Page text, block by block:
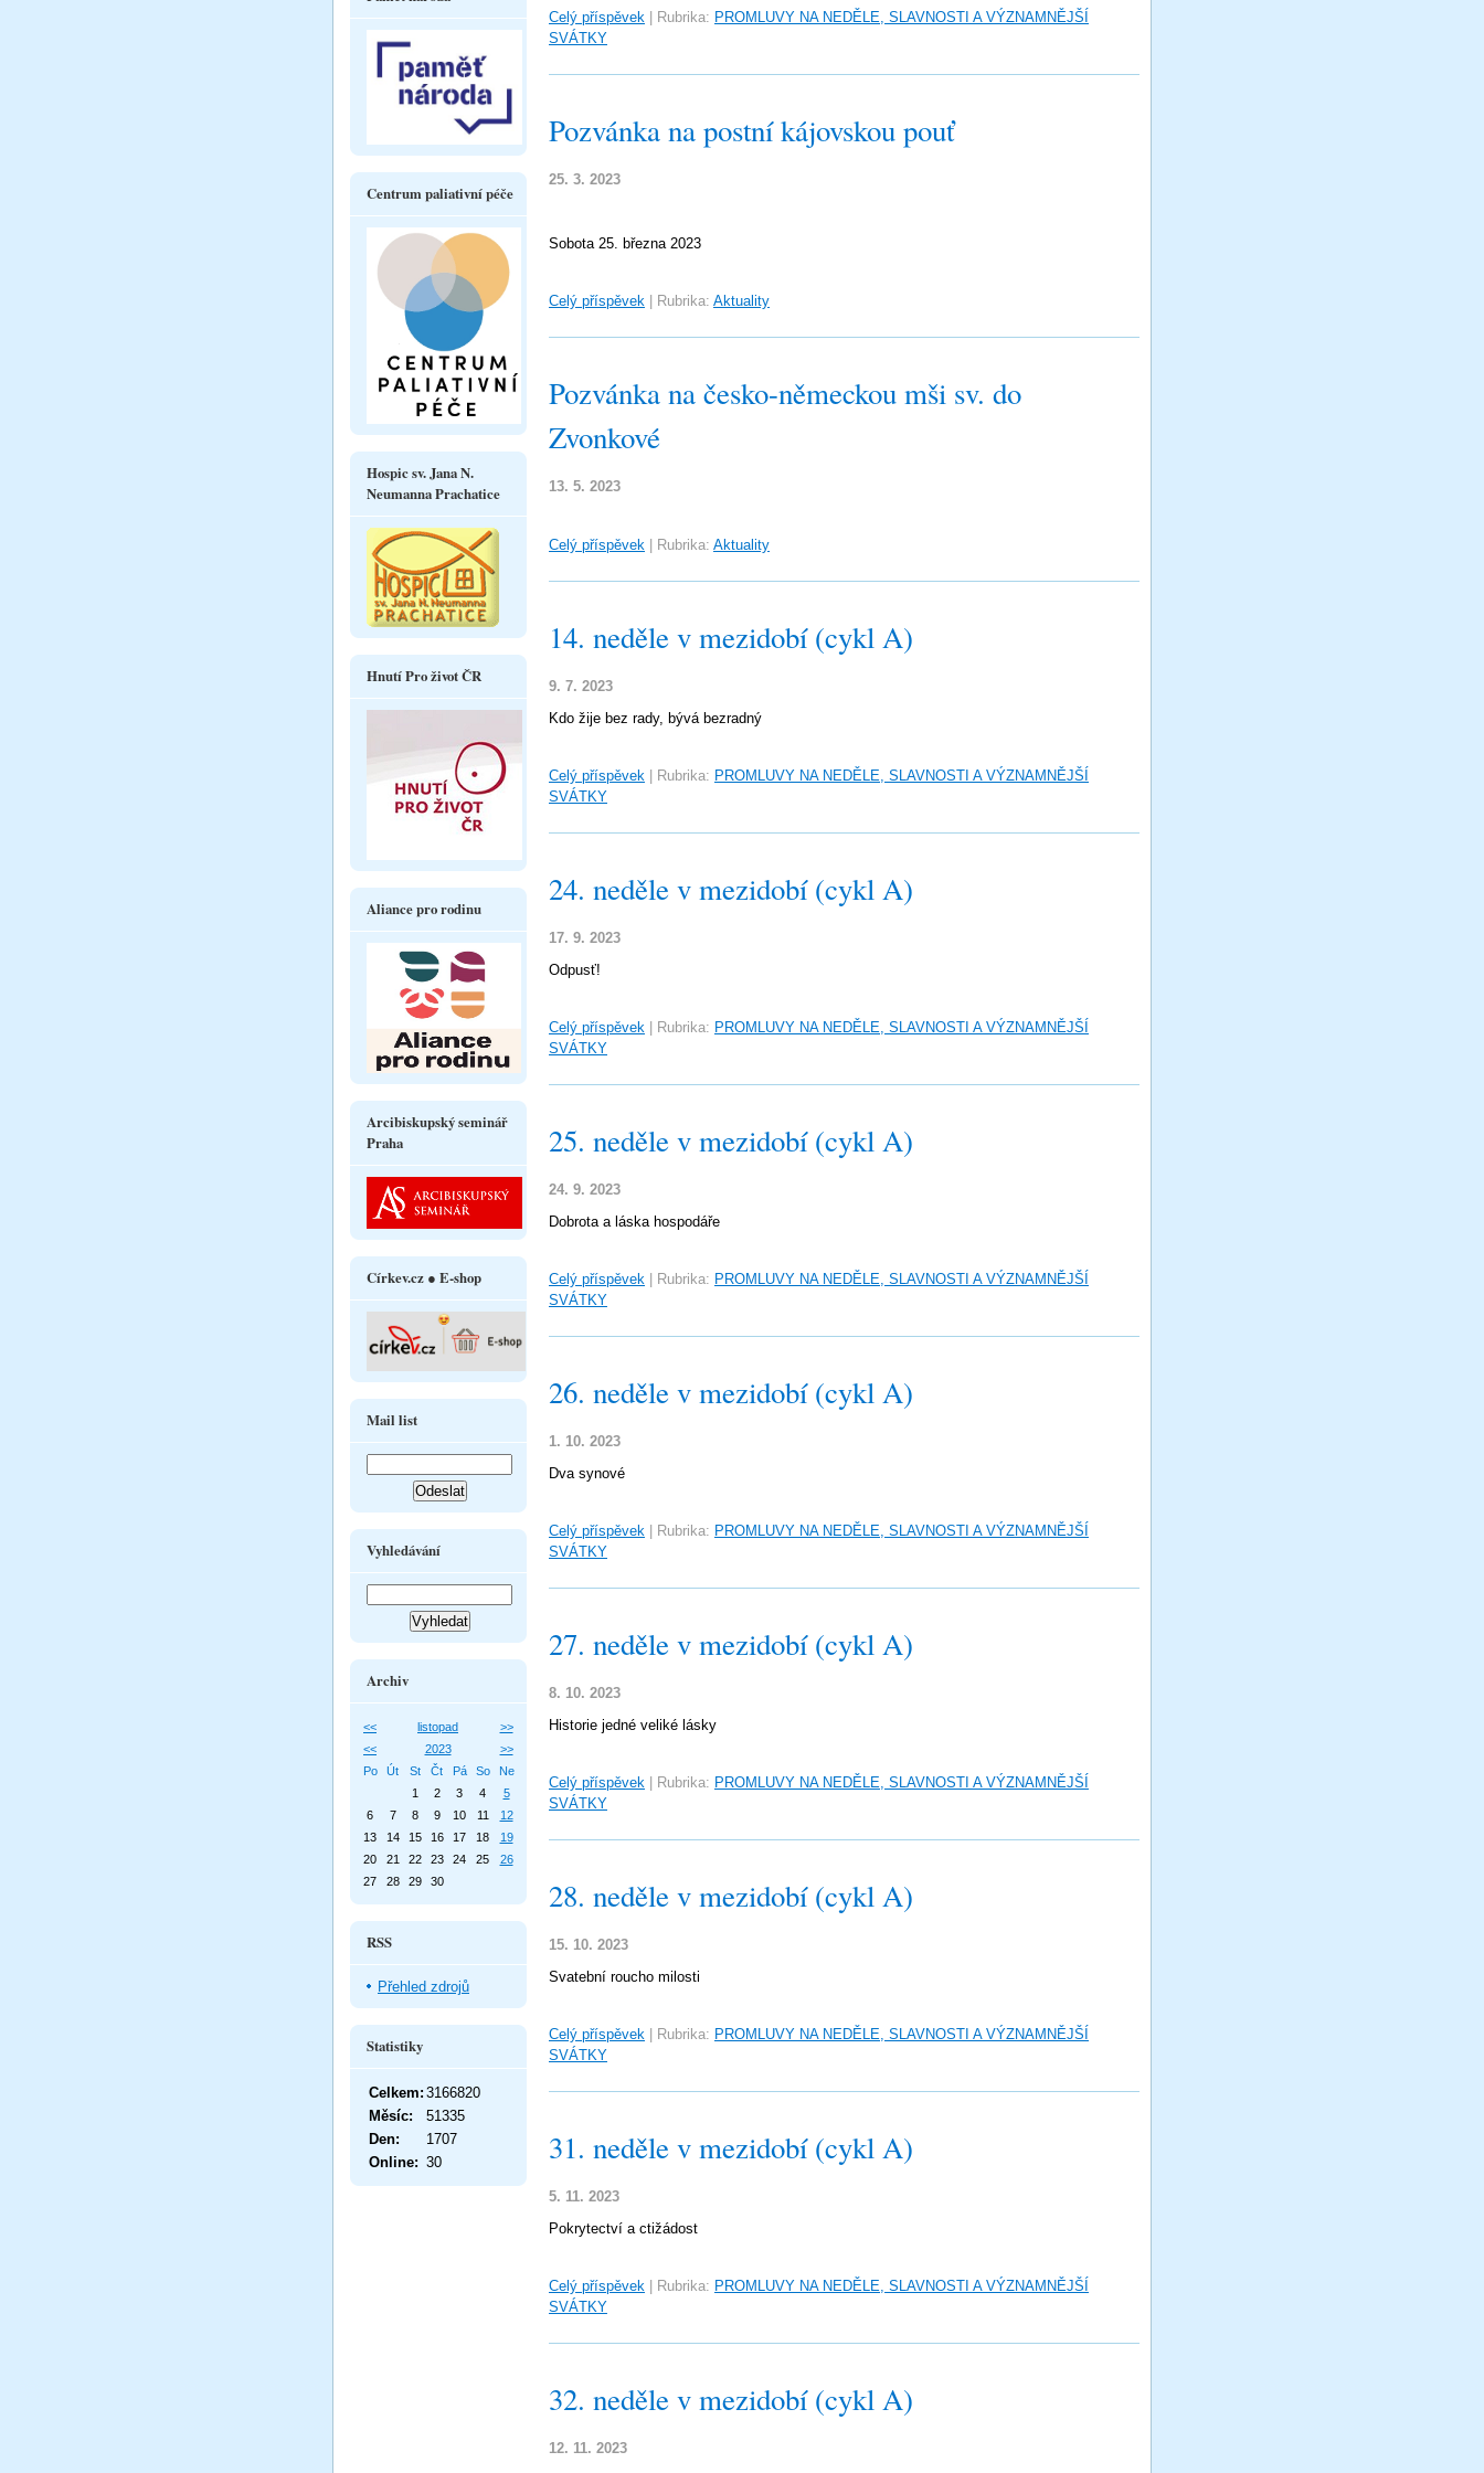
Celý příspěvek Rubrika: PROMLUVY NA NEDĚLE, SLAVNOSTI A VÝZNAMNĚJŠÍ
SVÁTKY
Pozvánka na postní kájovskou pouť
25. 3. 2023
Sobota 25. března 2023
Celý příspěvek Rubrika: Aktuality
Pozvánka na česko-německou mši sv. do
Zvonkové
13. 5. 2023
Celý příspěvek Rubrika: Aktuality
14. neděle v mezidobí (cykl A)
9. 7. 2023
Kdo žije bez rady, bývá bezradný
Celý příspěvek Rubrika: PROMLUVY NA NEDĚLE, SLAVNOSTI A VÝZNAMNĚJŠÍ
SVÁTKY
24. neděle v mezidobí (cykl A)
17. 9. 2023
Odpusť!
Celý příspěvek Rubrika: PROMLUVY NA NEDĚLE, SLAVNOSTI A VÝZNAMNĚJŠÍ
SVÁTKY
25. neděle v mezidobí (cykl A)
24. 9. 2023
Dobrota a láska hospodáře
Celý příspěvek Rubrika: PROMLUVY NA NEDĚLE, SLAVNOSTI A VÝZNAMNĚJŠÍ
SVÁTKY
26. neděle v mezidobí (cykl A)
1. 10. 2023
Dva synové
Celý příspěvek Rubrika: PROMLUVY NA NEDĚLE, SLAVNOSTI A VÝZNAMNĚJŠÍ
SVÁTKY
27. neděle v mezidobí (cykl A)
8. 10. 2023
Historie jedné veliké lásky
Celý příspěvek Rubrika: PROMLUVY NA NEDĚLE, SLAVNOSTI A VÝZNAMNĚJŠÍ
SVÁTKY
28. neděle v mezidobí (cykl A)
15. 10. 2023
Svatební roucho milosti
Celý příspěvek Rubrika: PROMLUVY NA NEDĚLE, SLAVNOSTI A VÝZNAMNĚJŠÍ
SVÁTKY
31. neděle v mezidobí (cykl A)
5. 11. 2023
Pokrytectví a ctižádost
Celý příspěvek Rubrika: PROMLUVY NA NEDĚLE, SLAVNOSTI A VÝZNAMNĚJŠÍ
SVÁTKY
32. neděle v mezidobí (cykl A)
12. 11. 2023
Centrum paliativní péče
Hospic sv. Jana N.
Neumanna Prachatice
Hnutí Pro život ČR
Aliance pro rodinu
Arcibiskupský seminář
Praha
Církev.cz ● E-shop
Mail list
Vyhledávání
Archiv
<< listopad
>>
<<
2023
>>
Po
Út St Čt Pá So
Ne
1
2 3 4
5
6
7 8 9 10 11
12
13
14 15 16 17 18
19
20
21 22 23 24 25
26
27
28 29 30
RSS
Přehled zdrojů
Statistiky
Online: 30
Celkem: 3166820
Měsíc:
51335
Den:
1707